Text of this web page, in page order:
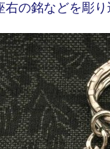
右の銘などを彫